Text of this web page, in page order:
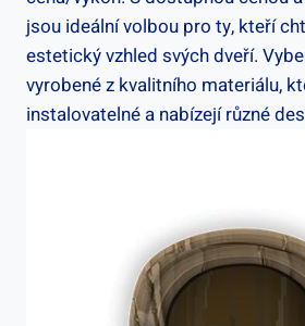
jsou ideální volbou pro ty, kteří
estetický vzhled svých dveří.
vyrobené z kvalitního materiálu,
instalovatelné a nabízejí různé